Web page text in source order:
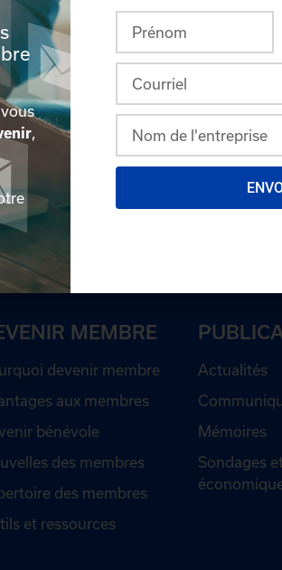
MEMBRE
devenir membre
aux membres
bénévole
des membres
des membres
et ressources
Actualités
Mémoires
Sondages
,